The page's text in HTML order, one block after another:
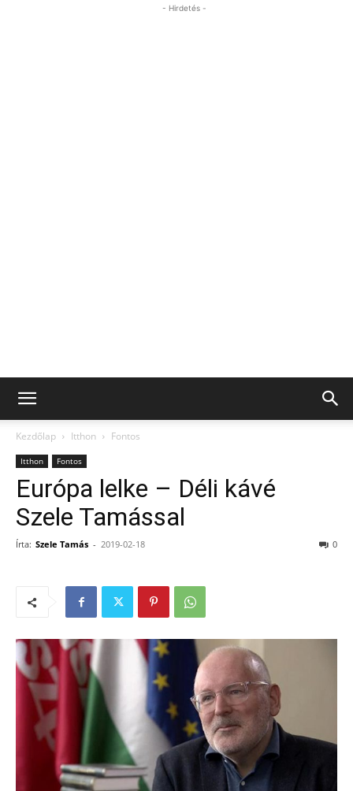
- Hirdetés -
Kezdőlap Itthon Fontos
Itthon Fontos
Európa lelke – Déli kávé
Szele Tamással
Írta: Szele Tamás - 2019-02-18 0